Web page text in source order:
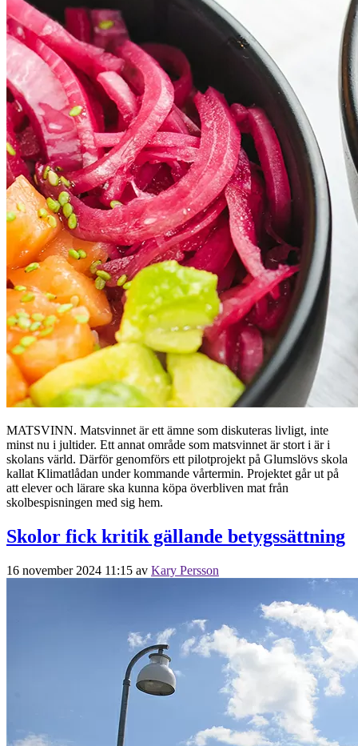
MATSVINN. Matsvinnet är ett ämne som diskuteras livligt, inte
minst nu i jultider. Ett annat område som matsvinnet är stort i är i
skolans värld. Därför genomförs ett pilotprojekt på Glumslövs skola
kallat Klimatlådan under kommande vårtermin. Projektet går ut på
att elever och lärare ska kunna köpa överbliven mat från
skolbespisningen med sig hem.
Skolor fick kritik gällande betygssättning
16 november 2024 11:15 av Kary Persson